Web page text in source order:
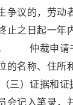
争议的，劳动
止之日起一
。 仲裁申请
的名称、住
）证据和证
会记入笔录